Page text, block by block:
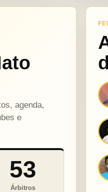
agenda,
e
53
Árbitros